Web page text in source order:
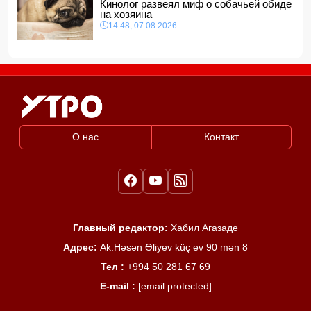
Кинолог развеял миф о собачьей обиде
на хозяина
14:48, 07.08.2026
О нас Контакт
Главный редактор: Хабил Агазаде
Адрес: Ak.Həsən Əliyev küç ev 90 mən 8
Тел : +994 50 281 67 69
E-mail : [email protected]